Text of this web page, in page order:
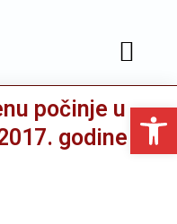
počinje u
godine
Open toolbar